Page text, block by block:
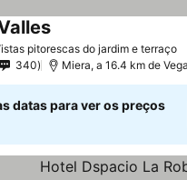
pitorescas do jardim e terraço
340 Miera, a 16.4 km de
datas para ver os preços